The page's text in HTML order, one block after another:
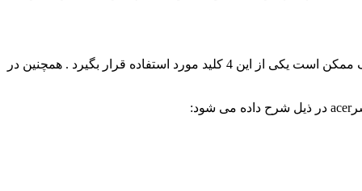
طبق توضیحات سایت سازنده کلیدهای F12 . F10 . F2 .DEL جزو کلیدهای اصلی بوت منو لپ تاپ های ایسر می باشد که در مدل های مختلف ممکن است یکی از این 4 کلید مورد استفاده قرار بگیرد . همچنین در